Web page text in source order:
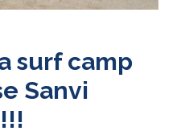
surf camp
Sanvi